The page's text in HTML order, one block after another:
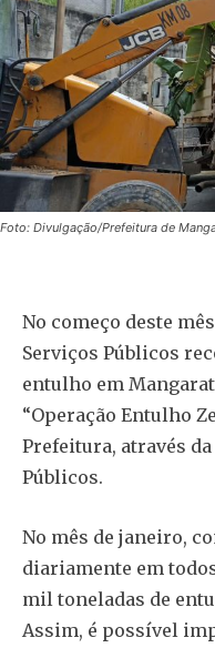
Foto: Divulgação/Prefeitura de
No começo deste
Serviços Públicos
entulho em
“Operação Entulho
Prefeitura, através
Públicos.
No mês de janeiro,
diariamente em
mil toneladas de
Assim, é possível